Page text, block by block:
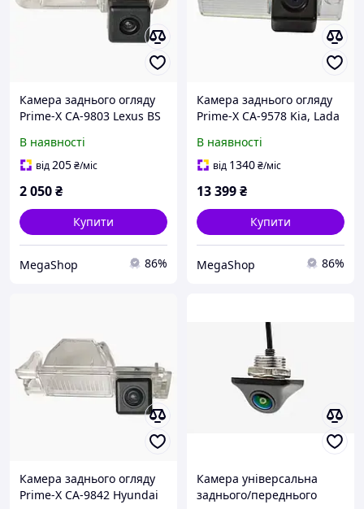
Камера заднього огляду
Prime-X CA-9803 Lexus BS
В наявності
від205₴/міс
2 050₴
Купити
MegaShop 86%
Камера заднього огляду
Prime-X CA-9578 Kia, Lada
В наявності
від 1340₴/міс
13 399₴
Купити
MegaShop 86%
Камера заднього огляду
Prime-X CA-9842 Hyundai
Камера універсальна
заднього/переднього